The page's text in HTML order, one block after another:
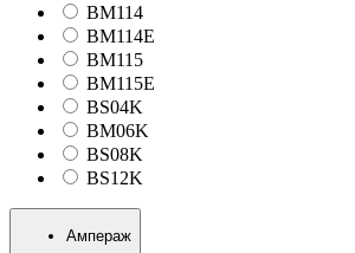
BM114
BM114E
BM115
BM115E
BS04K
BM06K
BS08K
BS12K
Ампераж